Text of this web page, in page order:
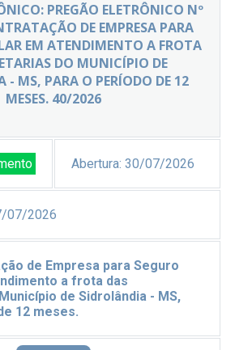
PREGÃO ELETRÔNICO Nº
DE EMPRESA PARA
EM ATENDIMENTO A FROTA
DO MUNICÍPIO DE
- MS, PARA O PERÍODO DE 12
MESES. 40/2026
Abertura: 30/07/2026
07/2026
de Empresa para Seguro
a frota das
de Sidrolândia - MS,
12 meses.